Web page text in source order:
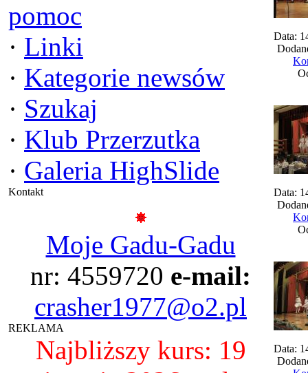
pomoc
· Linki
· Kategorie newsów
· Szukaj
· Klub Przerzutka
· Galeria HighSlide
Kontakt
Moje Gadu-Gadu
nr: 4559720 e-mail:
crasher1977@o2.pl
REKLAMA
Najbliższy kurs: 19
Data:
Data:
Data: